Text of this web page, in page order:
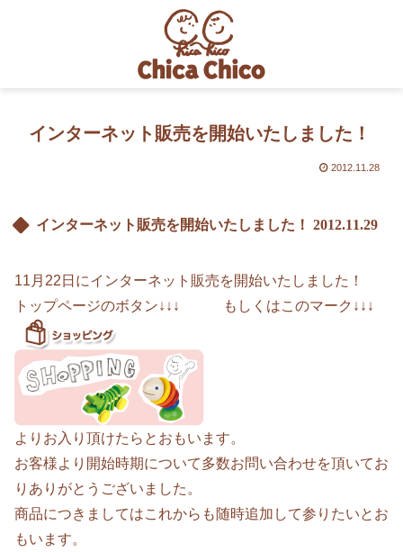
インターネット販売を開始いたしました！
2012.11.28
インターネット販売を開始いたしました！ 2012.11.29
11月22日にインターネット販売を開始いたしました！
トップページのボタン↓↓↓ もしくはこのマーク↓↓↓
よりお入り頂けたらとおもいます。
お客様より開始時期について多数お問い合わせを頂いてお
りありがとうございました。
商品につきましてはこれからも随時追加して参りたいとお
もいます。